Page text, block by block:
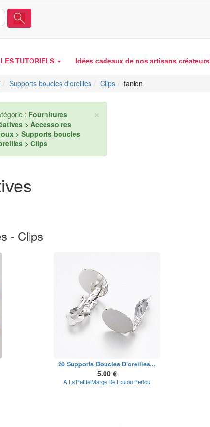
LES TUTORIELS Idées cadeaux de nos artisans créateurs
Supports boucles d'oreilles Clips fanion
×
: Fournitures
> Accessoires
> Supports boucles
> Clips
- Clips
20 Supports Boucles D'oreilles...
5.00 €
A La Petite Marge De Loulou Perlou